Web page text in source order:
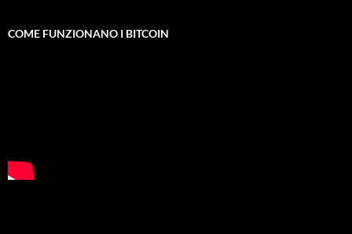
COME FUNZIONANO I BITCOIN